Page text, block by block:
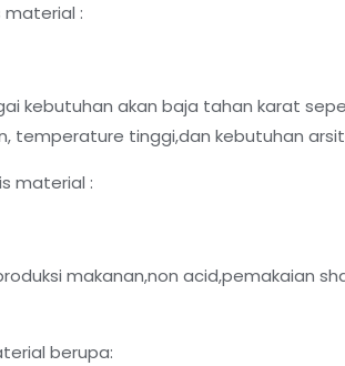
material :
kebutuhan akan baja tahan karat
temperature tinggi,dan kebutuhan
material :
makanan,non acid,pemakaian
berupa: